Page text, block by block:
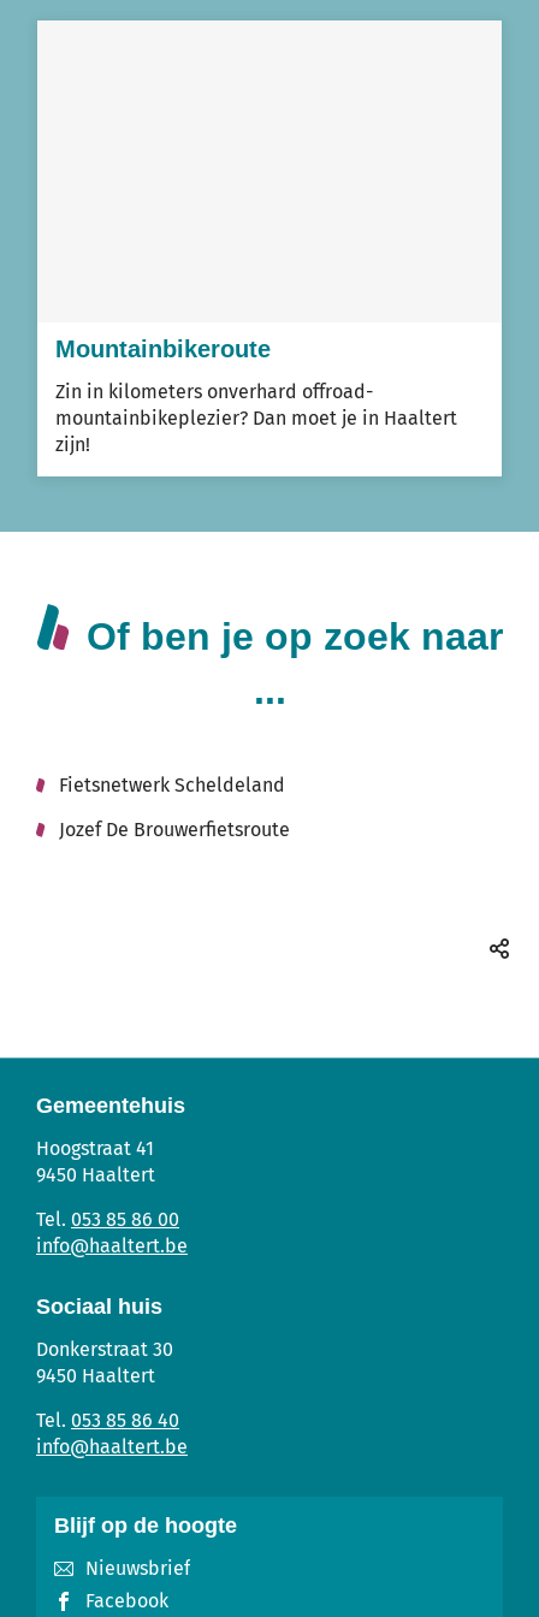
A
Mountainbikeroute
Zin in kilometers onverhard offroad-
mountainbikeplezier? Dan moet je in Haaltert
zijn!
Of ben je op zoek naar
...
Fietsnetwerk Scheldeland
Jozef De Brouwerfietsroute
Gemeentehuis
Gemeentehuis
Adres
Hoogstraat 41
9450 Haaltert
Tel.
053 85 86 00
E-
mail
info@haaltert.be
Sociaal huis
Sociaal
Huis
Adres
Donkerstraat 30
9450 Haaltert
Tel.
053 85 86 40
E-
mail
info@haaltert.be
Blijf op de hoogte
Nieuwsbrief
Facebook